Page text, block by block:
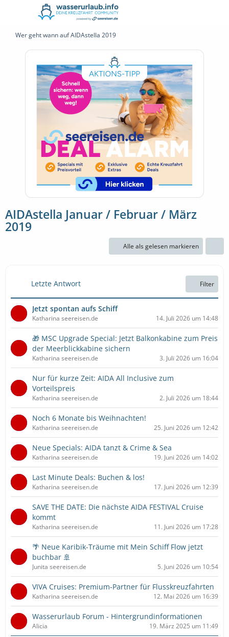
Wer geht wann auf AIDAstella 2019
AIDAstella Januar / Februar / März
2019
Alle als gelesen markieren
Letzte Antwort Filter
Jetzt spontan aufs Schiff
Katharina seereisen.de 14. Juli 2026 um 14:48
🎁 MSC Upgrade Special: Jetzt Balkonkabine zum Preis
der Meerblickkabine sichern
Katharina seereisen.de 3. Juli 2026 um 16:04
Nur für kurze Zeit: AIDA All Inclusive zum
Vorteilspreis
Katharina seereisen.de 2. Juli 2026 um 18:44
Noch 6 Monate bis Weihnachten!
Katharina seereisen.de 25. Juni 2026 um 12:42
Neue Specials: AIDA tanzt & Crime & Sea
Katharina seereisen.de 19. Juni 2026 um 14:02
Last Minute Deals: Buchen & los!
Katharina seereisen.de 17. Juni 2026 um 12:39
SAVE THE DATE: Die nächste AIDA FESTIVAL Cruise
kommt
Katharina seereisen.de 11. Juni 2026 um 17:28
🌴 Neue Karibik-Träume mit Mein Schiff Flow jetzt
buchbar 🚢
Junita seereisen.de 5. Juni 2026 um 10:54
VIVA Cruises: Premium-Partner für Flusskreuzfahrten
Katharina seereisen.de 12. Mai 2026 um 16:39
Wasserurlaub Forum - Hintergrundinformationen
Alicia 19. März 2025 um 11:49